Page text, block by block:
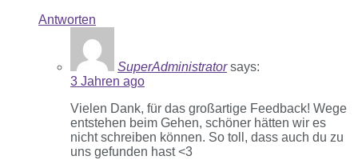
Antworten
SuperAdministrator says:
3 Jahren ago
Vielen Dank, für das großartige Feedback! Wege
entstehen beim Gehen, schöner hätten wir es
nicht schreiben können. So toll, dass auch du zu
uns gefunden hast <3